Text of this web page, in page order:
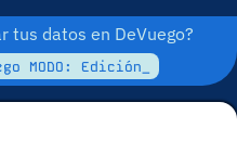
tus datos en DeVuego?
MODO: Edición_